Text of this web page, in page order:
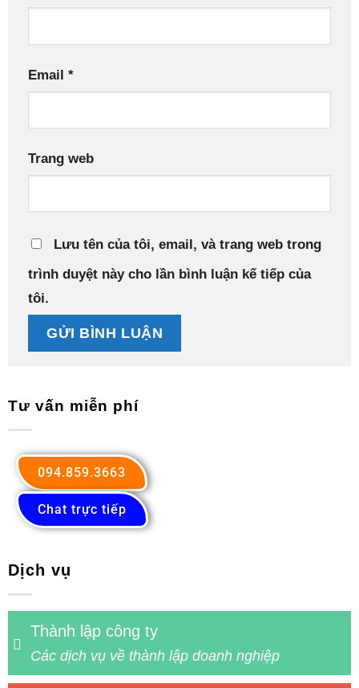
Email *
Trang web
Lưu tên của tôi, email, và trang web trong
trình duyệt này cho lần bình luận kế tiếp của
tôi.
Tư vấn miễn phí
094.859.3663
Chat trực tiếp
Dịch vụ
Thành lập công ty
Các dịch vụ về thành lập doanh nghiệp